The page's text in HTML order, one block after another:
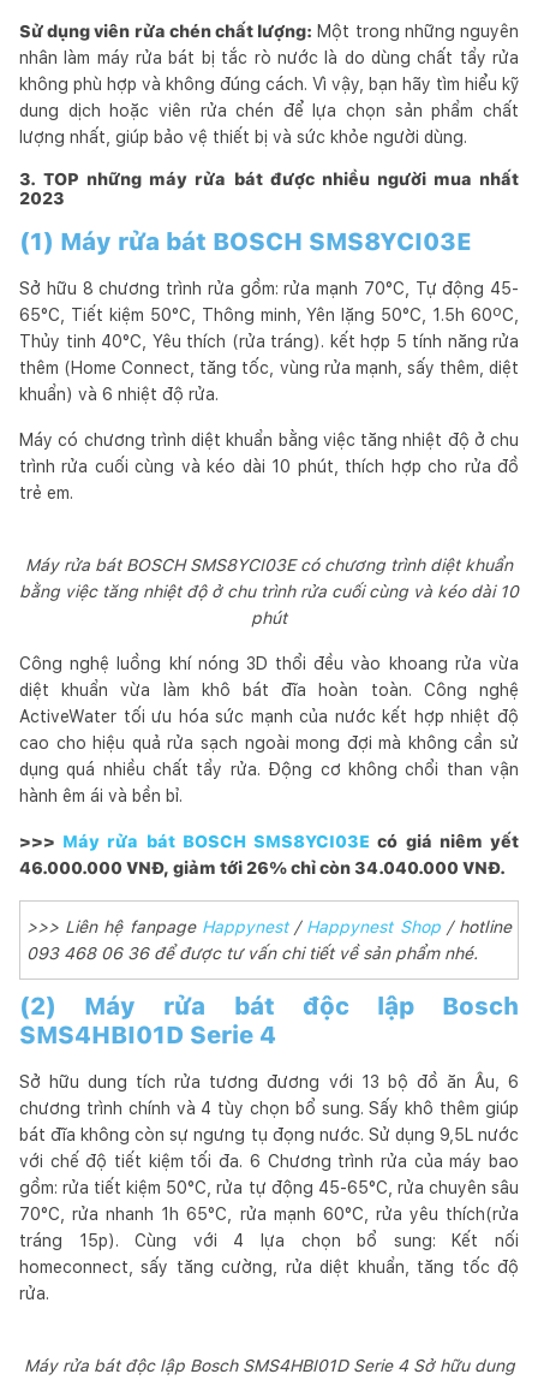
Sử dụng viên rửa chén chất lượng: Một trong những nguyên
nhân làm máy rửa bát bị tắc rò nước là do dùng chất tẩy rửa
không phù hợp và không đúng cách. Vì vậy, bạn hãy tìm hiểu kỹ
dung dịch hoặc viên rửa chén để lựa chọn sản phẩm chất
lượng nhất, giúp bảo vệ thiết bị và sức khỏe người dùng.
3. TOP những máy rửa bát được nhiều người mua nhất
2023
(1) Máy rửa bát BOSCH SMS8YCI03E
Sở hữu 8 chương trình rửa gồm: rửa mạnh 70°C, Tự động 45-
65°C, Tiết kiệm 50°C, Thông minh, Yên lặng 50°C, 1.5h 60ºC,
Thủy tinh 40°C, Yêu thích (rửa tráng). kết hợp 5 tính năng rửa
thêm (Home Connect, tăng tốc, vùng rửa mạnh, sấy thêm, diệt
khuẩn) và 6 nhiệt độ rửa.
Máy có chương trình diệt khuẩn bằng việc tăng nhiệt độ ở chu
trình rửa cuối cùng và kéo dài 10 phút, thích hợp cho rửa đồ
trẻ em.
Máy rửa bát BOSCH SMS8YCI03E có chương trình diệt khuẩn
bằng việc tăng nhiệt độ ở chu trình rửa cuối cùng và kéo dài 10
phút
Công nghệ luồng khí nóng 3D thổi đều vào khoang rửa vừa
diệt khuẩn vừa làm khô bát đĩa hoàn toàn. Công nghệ
ActiveWater tối ưu hóa sức mạnh của nước kết hợp nhiệt độ
cao cho hiệu quả rửa sạch ngoài mong đợi mà không cần sử
dụng quá nhiều chất tẩy rửa. Động cơ không chổi than vận
hành êm ái và bền bỉ.
>>> Máy rửa bát BOSCH SMS8YCI03E có giá niêm yết
46.000.000 VNĐ, giảm tới 26% chỉ còn 34.040.000 VNĐ.
>>> Liên hệ fanpage Happynest/ Happynest Shop/ hotline
093 468 06 36 để được tư vấn chi tiết về sản phẩm nhé.
(2) Máy rửa bát độc lập Bosch
SMS4HBI01D Serie 4
Sở hữu dung tích rửa tương đương với 13 bộ đồ ăn Âu, 6
chương trình chính và 4 tùy chọn bổ sung. Sấy khô thêm giúp
bát đĩa không còn sự ngưng tụ đọng nước. Sử dụng 9,5L nước
với chế độ tiết kiệm tối đa. 6 Chương trình rửa của máy bao
gồm: rửa tiết kiệm 50°C, rửa tự động 45-65°C, rửa chuyên sâu
70°C, rửa nhanh 1h 65°C, rửa mạnh 60°C, rửa yêu thích(rửa
tráng 15p). Cùng với 4 lựa chọn bổ sung: Kết nối
homeconnect, sấy tăng cường, rửa diệt khuẩn, tăng tốc độ
rửa.
Máy rửa bát độc lập Bosch SMS4HBI01D Serie 4 Sở hữu dung